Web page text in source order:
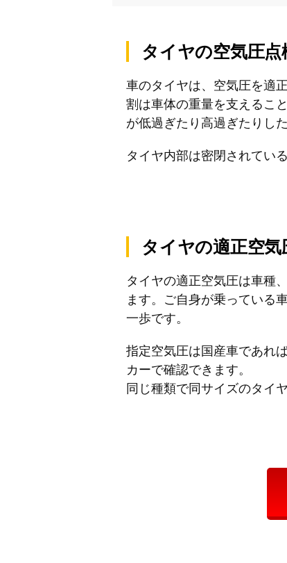
タイヤの空気圧点
車のタイヤは、空気圧を適
割は車体の重量を支えるこ
が低過ぎたり高過ぎたりし
タイヤ内部は密閉されてい
タイヤの適正空
タイヤの適正空気圧は車種
ます。ご自身が乗っている
一歩です。
指定空気圧は国産車であれ
カーで確認できます。
同じ種類で同サイズのタイ